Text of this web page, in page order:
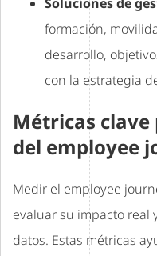
formación,
desarrollo,
con la estrategia
Métricas
del employee
Medir el employee
evaluar su impacto real
datos. Estas métricas